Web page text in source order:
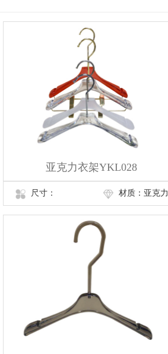
亚克力衣架YKL028
尺寸： 材质：亚克力